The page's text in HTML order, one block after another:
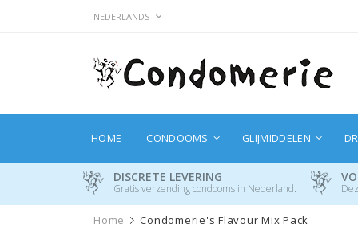
Ga
inhoud
TAAL
NEDERLANDS
HOME CONDOOMS GLIJMIDDELEN
DISCRETE LEVERING
Gratis verzending condooms in Nederland.
Home Condomerie's Flavour Mix Pack